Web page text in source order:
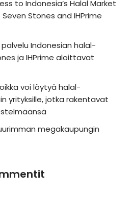
to Indonesia’s Halal Market
Stones and IHPrime
Indonesian halal-
ja IHPrime aloittavat
voi löytyä halal-
yrityksille, jotka rakentavat
megakaupungin